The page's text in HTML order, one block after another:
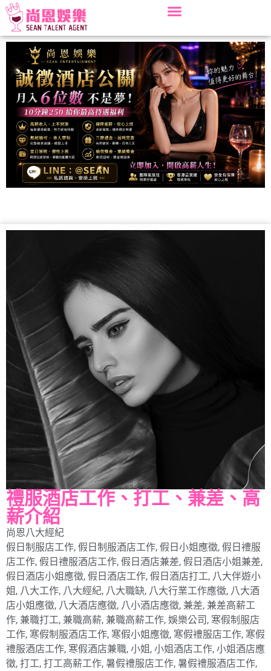
禮服酒店工作、打工、兼差、高
薪介紹
尚恩八大經紀
假日制服店工作, 假日制服酒店工作, 假日小姐應徵, 假日禮服
店工作, 假日禮服酒店工作, 假日酒店兼差, 假日酒店小姐兼差,
假日酒店小姐應徵, 假日酒店工作, 假日酒店打工, 八大伴遊小
姐 , 八大工作, 八大經紀, 八大職缺, 八大行業工作應徵, 八大酒
店小姐應徵, 八大酒店應徵, 八小酒店應徵, 兼差, 兼差高薪工
作, 兼職打工, 兼職高薪, 兼職高薪工作, 娛樂公司 , 寒假制服店
工作, 寒假制服酒店工作, 寒假小姐應徵, 寒假禮服店工作, 寒假
禮服酒店工作, 寒假酒店兼職, 小姐 , 小姐酒店工作, 小姐酒店應
徵, 打工, 打工高薪工作, 暑假禮服店工作, 暑假禮服酒店工作,